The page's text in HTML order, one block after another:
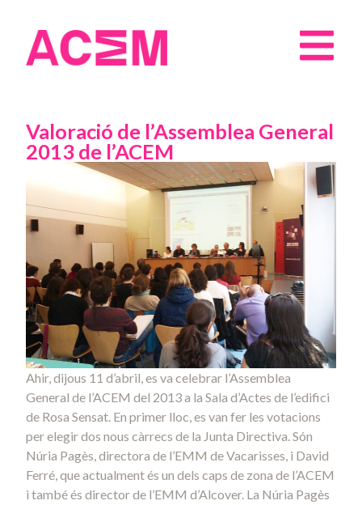
Valoració de l’Assemblea General
2013 de l’ACEM
Ahir, dijous 11 d’abril, es va celebrar l’Assemblea
General de l’ACEM del 2013 a la Sala d’Actes de l’edifici
de Rosa Sensat. En primer lloc, es van fer les votacions
per elegir dos nous càrrecs de la Junta Directiva. Són
Núria Pagès, directora de l’EMM de Vacarisses, i David
Ferré, que actualment és un dels caps de zona de l’ACEM
i també és director de l’EMM d’Alcover. La Núria Pagès